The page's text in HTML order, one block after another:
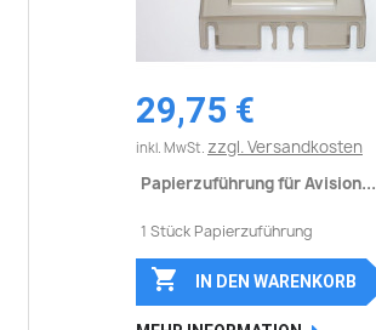
29,75 €
inkl. MwSt. zzgl. Versandkosten
Papierzuführung für Avision...
1 Stück Papierzuführung
 IN DEN WARENKORB